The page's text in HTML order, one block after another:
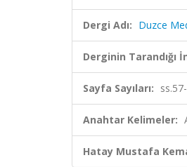
Dergi Adı: Duzce
Derginin Tarandığı
Sayfa Sayıları:
Anahtar Kelimeler:
Hatay Mustafa